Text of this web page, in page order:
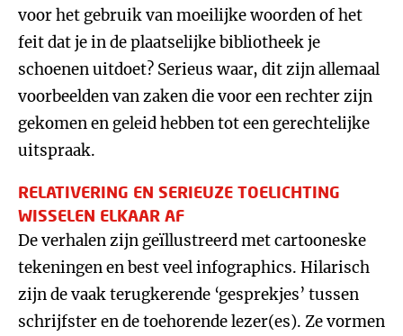
voor het gebruik van moeilijke woorden of het
feit dat je in de plaatselijke bibliotheek je
schoenen uitdoet? Serieus waar, dit zijn allemaal
voorbeelden van zaken die voor een rechter zijn
gekomen en geleid hebben tot een gerechtelijke
uitspraak.
RELATIVERING EN SERIEUZE TOELICHTING
WISSELEN ELKAAR AF
De verhalen zijn geïllustreerd met cartooneske
tekeningen en best veel infographics. Hilarisch
zijn de vaak terugkerende ‘gesprekjes’ tussen
schrijfster en de toehorende lezer(es). Ze vormen